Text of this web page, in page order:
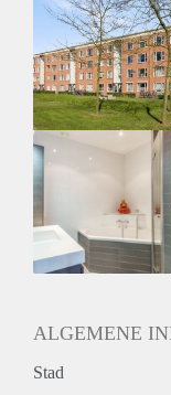
Niet mogelijk
Inkomen eis
3,2 X Maandhuur
Huurtermijn
Onbepaalde termijn
Oplevering
Kaal
ALGEMENE
Stad